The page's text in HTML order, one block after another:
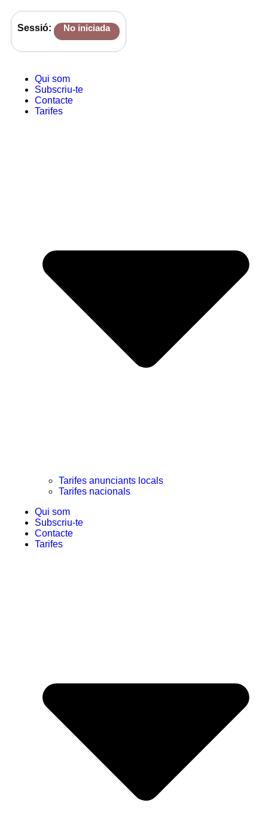
Sessió: No iniciada
Qui som
Subscriu-te
Contacte
Tarifes
Tarifes anunciants locals
Tarifes nacionals
Qui som
Subscriu-te
Contacte
Tarifes